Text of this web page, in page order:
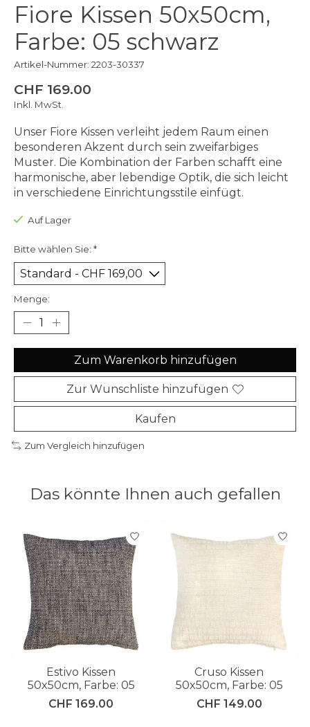
Fiore Kissen 50x50cm,
Farbe: 05 schwarz
Artikel-Nummer: 2203-30337
CHF 169.00
Inkl. MwSt.
Unser Fiore Kissen verleiht jedem Raum einen
besonderen Akzent durch sein zweifarbiges
Muster. Die Kombination der Farben schafft eine
harmonische, aber lebendige Optik, die sich leicht
in verschiedene Einrichtungsstile einfügt.
Auf Lager
Bitte wählen Sie: *
Menge:
Zum Warenkorb hinzufügen
Zur Wunschliste hinzufügen
Kaufen
Zum Vergleich hinzufügen
Das könnte Ihnen auch gefallen
Produkt-Karussell-Artikel
Estivo Kissen
50x50cm, Farbe: 05
CHF 169.00
Cruso Kissen
50x50cm, Farbe: 05
CHF 149.00